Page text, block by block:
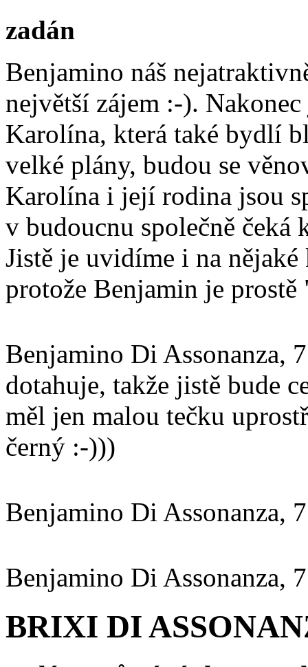
zadán
Benjamino náš
největší zájem :-).
Karolína, která také bydlí
velké plány, budou se
Karolína i její rodina jsou
v budoucnu společně čeká
Jistě je uvidíme i na
protože Benjamin je
Benjamino Di Assonanza,
dotahuje, takže jistě bude
měl jen malou tečku
černý :-)))
Benjamino Di Assonanza,
Benjamino Di Assonanza,
BRIXI DI